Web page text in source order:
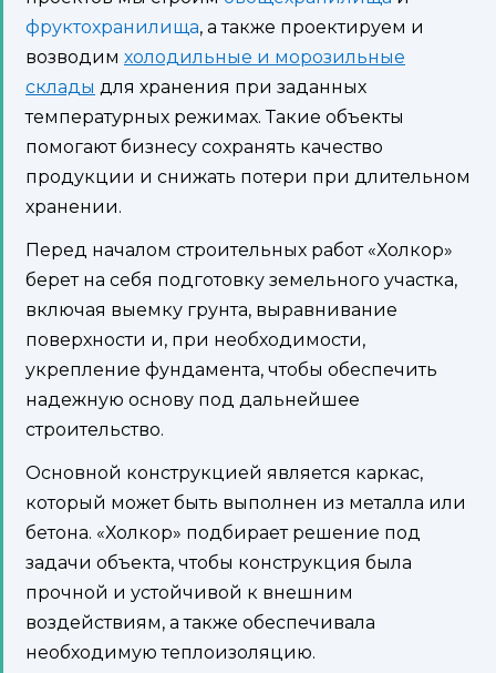
фруктохранилища, а также проектируем и
возводим холодильные и морозильные
склады для хранения при заданных
температурных режимах. Такие объекты
помогают бизнесу сохранять качество
продукции и снижать потери при длительном
хранении.
Перед началом строительных работ «Холкор»
берет на себя подготовку земельного участка,
включая выемку грунта, выравнивание
поверхности и, при необходимости,
укрепление фундамента, чтобы обеспечить
надежную основу под дальнейшее
строительство.
Основной конструкцией является каркас,
который может быть выполнен из металла или
бетона. «Холкор» подбирает решение под
задачи объекта, чтобы конструкция была
прочной и устойчивой к внешним
воздействиям, а также обеспечивала
необходимую теплоизоляцию.